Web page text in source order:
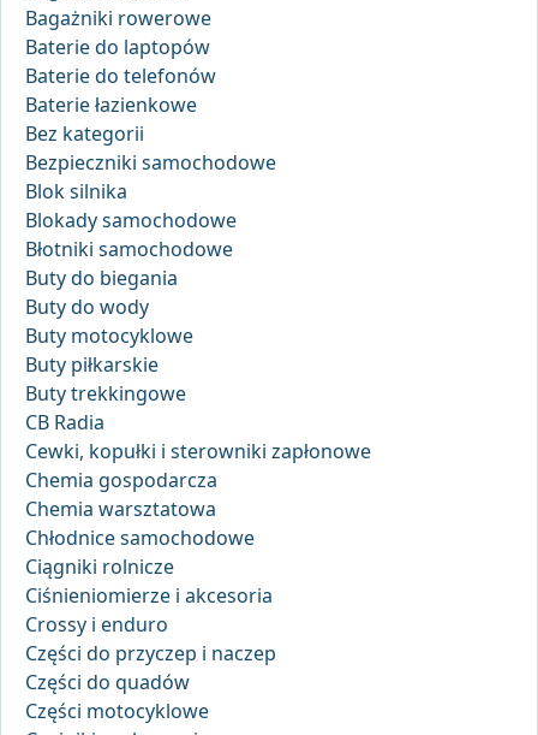
Bagażniki rowerowe
Baterie do laptopów
Baterie do telefonów
Baterie łazienkowe
Bez kategorii
Bezpieczniki samochodowe
Blok silnika
Blokady samochodowe
Błotniki samochodowe
Buty do biegania
Buty do wody
Buty motocyklowe
Buty piłkarskie
Buty trekkingowe
CB Radia
Cewki, kopułki i sterowniki zapłonowe
Chemia gospodarcza
Chemia warsztatowa
Chłodnice samochodowe
Ciągniki rolnicze
Ciśnieniomierze i akcesoria
Crossy i enduro
Części do przyczep i naczep
Części do quadów
Części motocyklowe